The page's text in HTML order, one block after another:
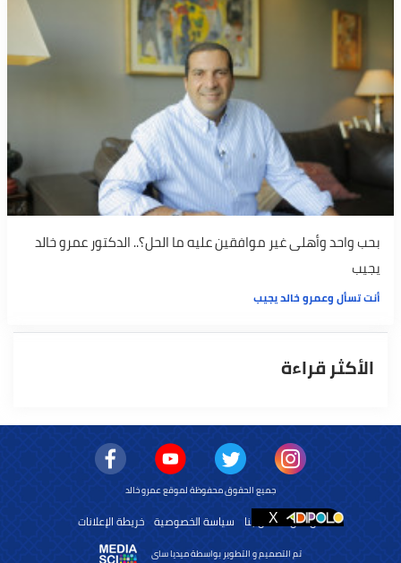
بحب واحد وأهلى غير موافقين عليه ما الحل؟.. الدكتور عمرو خالد
يجيب
أنت تسأل وعمرو خالد يجيب
الأكثر قراءة
جميع الحقوق محفوظة لموقع عمرو خالد
من نحن اتصل بنا سياسة الخصوصية خريطة الإعلانات
تم التصميم و التطوير بواسطة ميديا ساى